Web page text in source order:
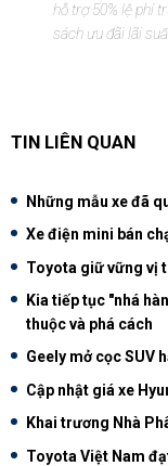
hỗ trợ 50% lệ phí
sách ưu đãi lãi
TIN LIÊN QUAN
Những mẫu xe đã
Xe điện mini bán
Toyota giữ vững vị
Kia tiếp tục "nhá
thuộc và phá cách
Geely mở cọc SUV
Cập nhật giá xe
Khai trương Nhà
Toyota Việt Nam